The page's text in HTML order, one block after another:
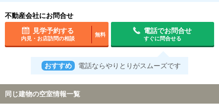
不動産会社にお問合せ
見学予約する
内見・お店訪問の相談
無料
電話でお問合せ
すぐに問合せる
おすすめ 電話ならやりとりがスムーズです
同じ建物の空室情報一覧